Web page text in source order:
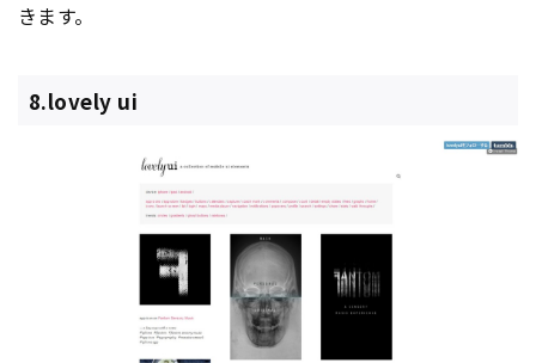
きます。
8.lovely ui